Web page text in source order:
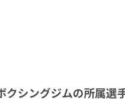
クシングジムの所属選